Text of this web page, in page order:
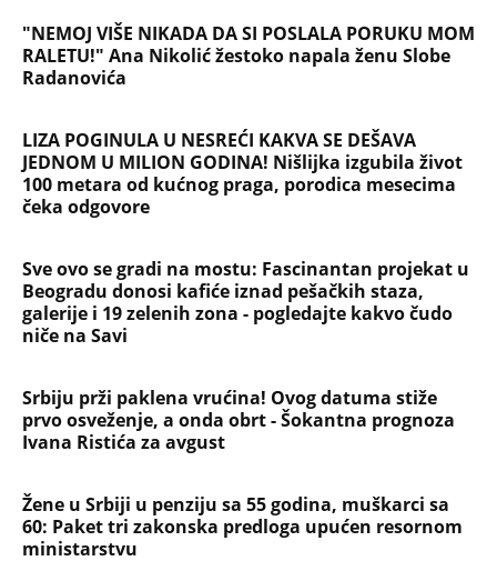
"NEMOJ VIŠE NIKADA DA SI POSLALA PORUKU MOM
RALETU!" Ana Nikolić žestoko napala ženu Slobe
Radanovića
LIZA POGINULA U NESREĆI KAKVA SE DEŠAVA
JEDNOM U MILION GODINA! Nišlijka izgubila život
100 metara od kućnog praga, porodica mesecima
čeka odgovore
Sve ovo se gradi na mostu: Fascinantan projekat u
Beogradu donosi kafiće iznad pešačkih staza,
galerije i 19 zelenih zona - pogledajte kakvo čudo
niče na Savi
Srbiju prži paklena vrućina! Ovog datuma stiže
prvo osveženje, a onda obrt - Šokantna prognoza
Ivana Ristića za avgust
Žene u Srbiji u penziju sa 55 godina, muškarci sa
60: Paket tri zakonska predloga upućen resornom
ministarstvu